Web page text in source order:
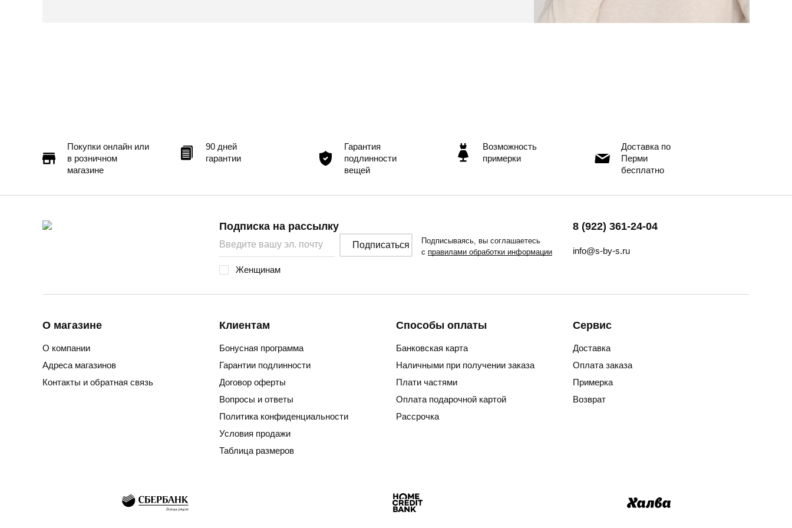
Покупки онлайн или
в розничном
магазине
90 дней
гарантии
Гарантия
подлинности
вещей
Возможность
примерки
Доставка по
Перми
бесплатно
8 (922) 361-24-04
info@s-by-s.ru
Подписка на рассылку
Подписаться
Подписываясь, вы соглашаетесь
с правилами обработки информации
Женщинам
О магазине
О компании
Адреса магазинов
Контакты и обратная связь
Клиентам
Бонусная программа
Гарантии подлинности
Договор оферты
Вопросы и ответы
Политика конфиденциальности
Условия продажи
Таблица размеров
Способы оплаты
Банковская карта
Наличными при получении заказа
Плати частями
Оплата подарочной картой
Рассрочка
Сервис
Доставка
Оплата заказа
Примерка
Возврат